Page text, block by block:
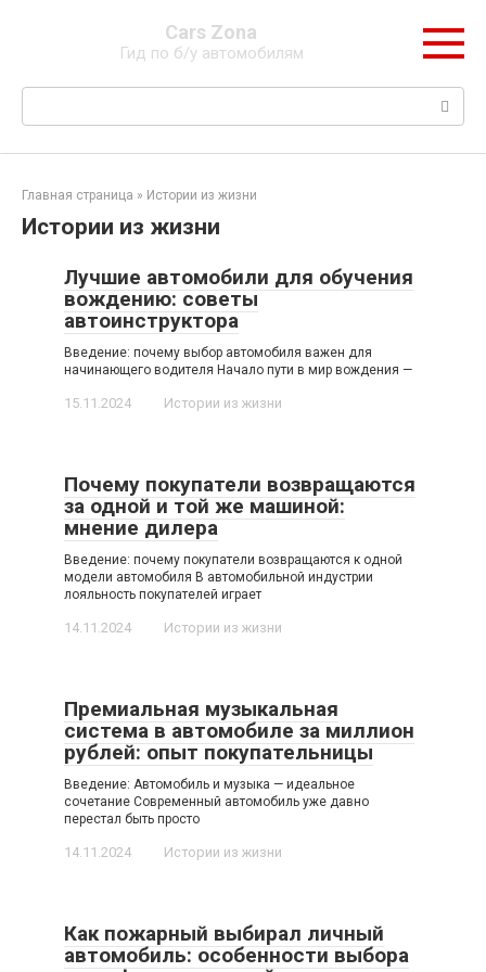
Cars Zona
Гид по б/у автомобилям
Поиск:
Главная страница » Истории из жизни
Истории из жизни
Лучшие автомобили для обучения
вождению: советы
автоинструктора
Введение: почему выбор автомобиля важен для
начинающего водителя Начало пути в мир вождения —
15.11.2024 Истории из жизни
Почему покупатели возвращаются
за одной и той же машиной:
мнение дилера
Введение: почему покупатели возвращаются к одной
модели автомобиля В автомобильной индустрии
лояльность покупателей играет
14.11.2024 Истории из жизни
Премиальная музыкальная
система в автомобиле за миллион
рублей: опыт покупательницы
Введение: Автомобиль и музыка — идеальное
сочетание Современный автомобиль уже давно
перестал быть просто
14.11.2024 Истории из жизни
Как пожарный выбирал личный
автомобиль: особенности выбора